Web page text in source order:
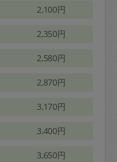
2,100円
2,350円
2,580円
2,870円
3,170円
3,400円
3,650円